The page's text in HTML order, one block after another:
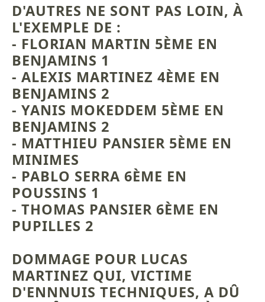
D'AUTRES NE SONT PAS LOIN, À
L'EXEMPLE DE :
- FLORIAN MARTIN 5ÈME EN
BENJAMINS 1
- ALEXIS MARTINEZ 4ÈME EN
BENJAMINS 2
- YANIS MOKEDDEM 5ÈME EN
BENJAMINS 2
- MATTHIEU PANSIER 5ÈME EN
MINIMES
- PABLO SERRA 6ÈME EN
POUSSINS 1
- THOMAS PANSIER 6ÈME EN
PUPILLES 2
DOMMAGE POUR LUCAS
MARTINEZ QUI, VICTIME
D'ENNNUIS TECHNIQUES, A DÛ